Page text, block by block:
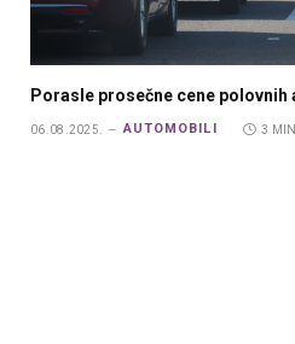
Porasle prosečne cene polovnih
06.08.2025. AUTOMOBILI 3 MIN.